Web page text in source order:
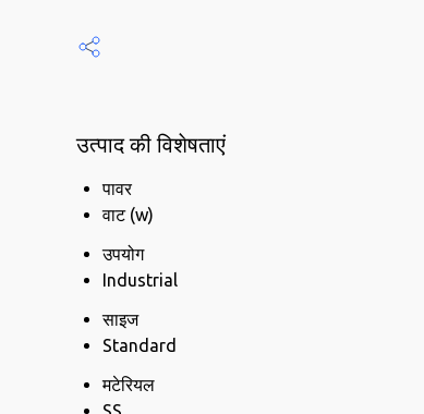
उत्पाद की विशेषताएं
पावर
वाट (w)
उपयोग
Industrial
साइज
Standard
मटेरियल